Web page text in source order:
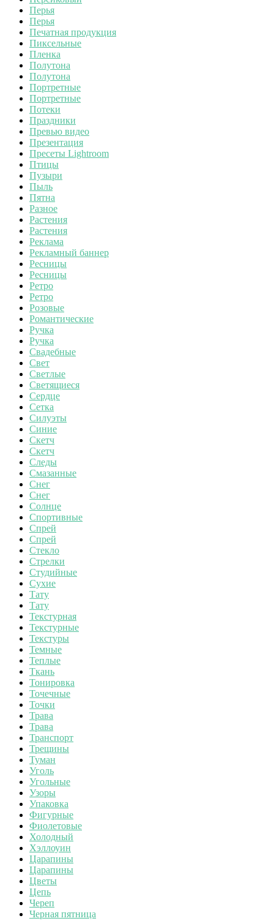
Перья
Перья
Печатная продукция
Пиксельные
Пленка
Полутона
Полутона
Портретные
Портретные
Потеки
Праздники
Превью видео
Презентация
Пресеты Lightroom
Птицы
Пузыри
Пыль
Пятна
Разное
Растения
Растения
Реклама
Рекламный баннер
Ресницы
Ресницы
Ретро
Ретро
Розовые
Романтические
Ручка
Ручка
Свадебные
Свет
Светлые
Светящиеся
Сердце
Сетка
Силуэты
Синие
Скетч
Скетч
Следы
Смазанные
Снег
Снег
Солнце
Спортивные
Спрей
Спрей
Стекло
Стрелки
Студийные
Сухие
Тату
Тату
Текстурная
Текстурные
Текстуры
Темные
Теплые
Ткань
Тонировка
Точечные
Точки
Трава
Трава
Транспорт
Трещины
Туман
Уголь
Угольные
Узоры
Упаковка
Фигурные
Фиолетовые
Холодный
Хэллоуин
Царапины
Царапины
Цветы
Цепь
Череп
Черная пятница